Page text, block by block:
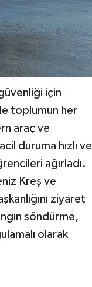
için
toplumun her
araç ve
duruma hızlı ve
ağırladı.
Kreş ve
ziyaret
söndürme,
olarak